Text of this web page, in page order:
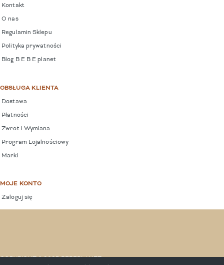
Kontakt
O nas
Regulamin Sklepu
Polityka prywatności
Blog B E B E planet
OBSŁUGA KLIENTA
Dostawa
Płatności
Zwrot i Wymiana
Program Lojalnościowy
Marki
MOJE KONTO
Zaloguj się
COPYRIGHT © 2025 BEBEPLANET.